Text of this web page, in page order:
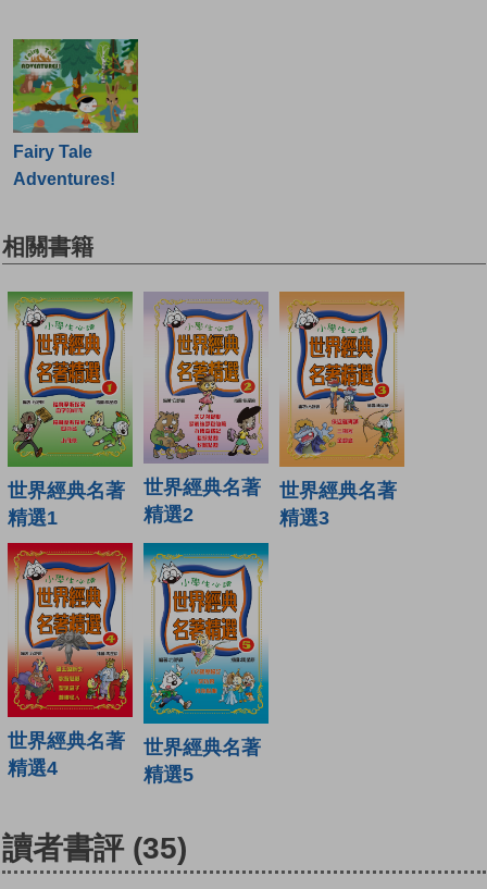
Fairy Tale
Adventures!
相關書籍
世界經典名著
精選1
世界經典名著
精選2
世界經典名著
精選3
世界經典名著
精選4
世界經典名著
精選5
讀者書評 (35)